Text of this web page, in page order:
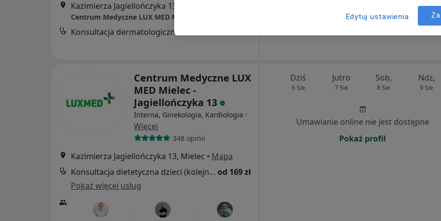
Kazimierza Jagiellończyka 13, Mielec
Konsultacja dermatologiczna
Centrum Medyczne LUX
MED Mielec -
Jagiellończyka 13
Interna, Ginekologia, Kardiologia ·
Więcej
348 opinii
Kazimierza Jagiellończyka 13, Mielec • Mapa
Konsultacja dietetyczna dzieci (kolejna wizyta) od 169 zł
Pokaż więcej usług
Dziś
6 Sie
Jutro
7 Sie
Sob,
8 Sie
Ndz,
9 Sie
Umawianie online nie jest dostępne
Pokaż profil
Edytuj ustawienia